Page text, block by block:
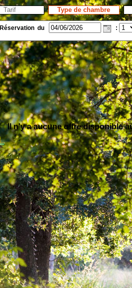
Tarif Type de chambre
Réservation du :
Il n'y a aucune offre disponible